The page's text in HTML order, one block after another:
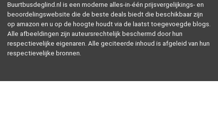
Buurtbusdeglind.nl is een moderne alles-in-één prijsvergelijkings- en
beoordelingswebsite die de beste deals biedt die beschikbaar zijn
op amazon en u op de hoogte houdt via de laatst toegevoegde blogs.
Alle afbeeldingen zijn auteursrechtelijk beschermd door hun
respectievelijke eigenaren. Alle geciteerde inhoud is afgeleid van hun
respectievelijke bronnen.